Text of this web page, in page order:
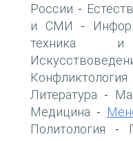
России -
и СМИ -
техника и
Конфликтология
Литература -
Медицина -
Политология -